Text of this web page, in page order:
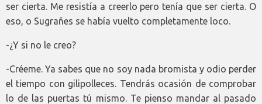
ser cierta. Me resistía a creerlo pero tenía que ser cierta. O
eso, o Sugrañes se había vuelto completamente loco.
-¿Y si no le creo?
-Créeme. Ya sabes que no soy nada bromista y odio perder
el tiempo con gilipolleces. Tendrás ocasión de comprobar
lo de las puertas tú mismo. Te pienso mandar al pasado